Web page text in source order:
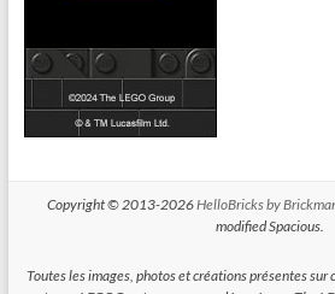
Copyright © 2013-2026HelloBricks by
modified Spacious.
Toutes les images, photos et créations présentes sur